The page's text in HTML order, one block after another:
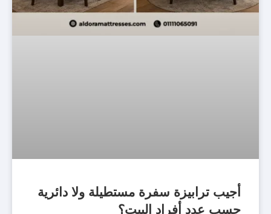
أجيب ترابيزة سفرة مستطيلة ولا دائرية
حسب عدد أفراد البيت؟